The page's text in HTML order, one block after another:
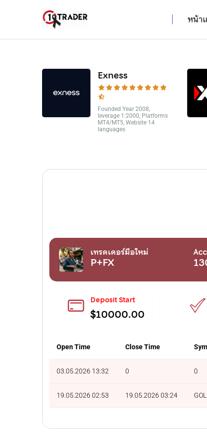
หน้า
Exness
Founded Year 2008,
leverage 1:2000, Platforms
MT4/MT5, Website 14
languages
เทรดเดอร์มือใหม่
P+FX
Deposit Start
$10000.00
Open Time Close Time
03.05.2026 13:32 0 0
19.05.2026 02:53 19.05.2026 03:24